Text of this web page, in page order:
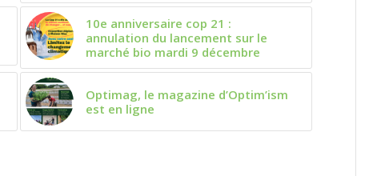
10e anniversaire cop 21 :
annulation du lancement sur le
marché bio mardi 9 décembre
Optimag, le magazine d’Optim’ism
est en ligne